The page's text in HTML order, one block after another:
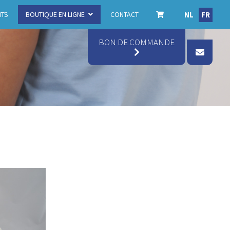
BOUTIQUE EN LIGNE CONTACT NL FR
BON DE COMMANDE